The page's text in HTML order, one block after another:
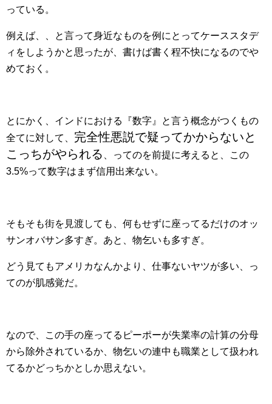
っている。
例えば、、と言って身近なものを例にとってケーススタデ
ィをしようかと思ったが、書けば書く程不快になるのでや
めておく。
とにかく、インドにおける『数字』と言う概念がつくもの
全てに対して、 完全性悪説で疑ってかからないと
こっちがやられる
、ってのを前提に考えると、この
3.5%って数字はまず信用出来ない。
そもそも街を見渡しても、何もせずに座ってるだけのオッ
サンオバサン多すぎ。あと、物乞いも多すぎ。
どう見てもアメリカなんかより、仕事ないヤツが多い、っ
てのが肌感覚だ。
なので、この手の座ってるピーポーが失業率の計算の分母
から除外されているか、物乞いの連中も職業として扱われ
てるかどっちかとしか思えない。